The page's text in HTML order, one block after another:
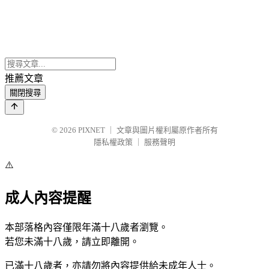
推薦文章
關閉搜尋
© 2026 PIXNET
文章與圖片權利屬原作者所有
隱私權政策
服務聲明
⚠️
成人內容提醒
本部落格內容僅限年滿十八歲者瀏覽。
若您未滿十八歲，請立即離開。
已滿十八歲者，亦請勿將內容提供給未成年人士。